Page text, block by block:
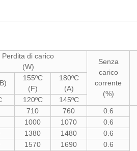
Perdita di carico
(W)
Senza
carico
corrente
(%)
155ºC
(F)
180ºC
(A)
120ºC
145ºC
710 760 0.6
1000 1070 0.6
1380 1480 0.6
1570 1690 0.6